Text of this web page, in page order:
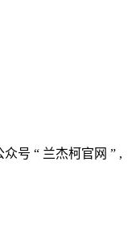
号 “ 兰杰柯官网 ” ,